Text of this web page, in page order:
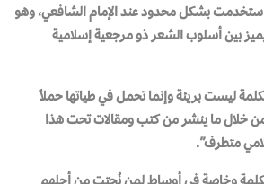
استخدمت بشكل محدود عند الإمام الشافعي، وهو
بين أسلوب الشعر ذو مرجعية إسلامية
ليست بريئة وإنما تحمل في طياتها حملاً
من خلال ما ينشر من كتب ومقالات تحت هذا
متطرف”.
وخاصة في أوساط لمن نُحِتت من أجلهم